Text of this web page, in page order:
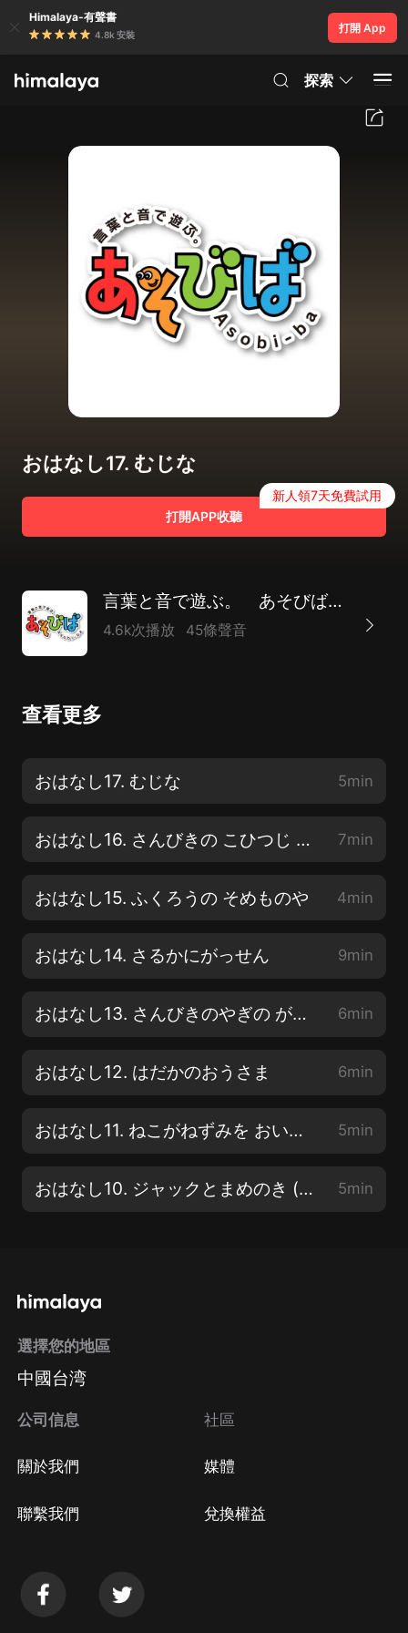
Himalaya-有聲書
4.8k 安裝
打開 App
探索
おはなし17. むじな
打開APP收聽
新人領7天免費試用
言葉と音で遊ぶ。 あそびば-asobiba-
4.6k次播放 45條聲音
查看更多
おはなし17. むじな 5min
おはなし16. さんびきの こひつじ と おおかみ 7min
おはなし15. ふくろうの そめものや 4min
おはなし14. さるかにがっせん 9min
おはなし13. さんびきのやぎの がらがらどん 6min
おはなし12. はだかのおうさま 6min
おはなし11. ねこがねずみを おいかけるわけ 5min
おはなし10. ジャックとまめのき (こうへん) 5min
選擇您的地區
中國台湾
公司信息
關於我們
聯繫我們
社區
媒體
兌換權益